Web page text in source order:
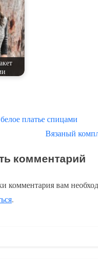
платье спицами
С
е
у
Вязаный
комментарий
комментария вам
.